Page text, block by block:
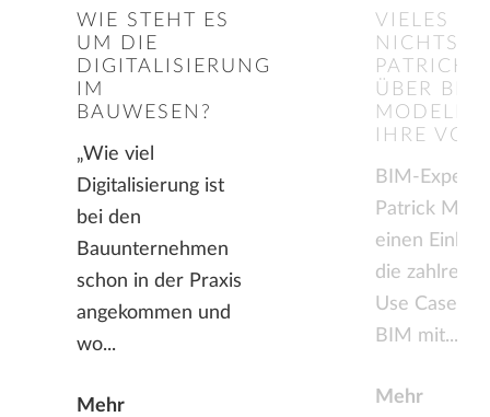
WIE STEHT ES
UM DIE
DIGITALISIERUNG
IM
BAUWESEN?
„Wie viel
Digitalisierung ist
bei den
Bauunternehmen
schon in der Praxis
angekommen und
wo...
Mehr
VIELES
NICHTS
PATRICK
ÜBER
MODELLE
IHRE
BIM-Experte
Patrick Meili
einen
die
Use Cases,
BIM mit...
Mehr